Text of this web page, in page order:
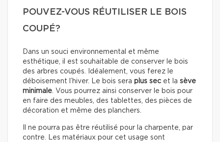
POUVEZ-VOUS RÉUTILISER LE BOIS
COUPÉ?
Dans un souci environnemental et même
esthétique, il est souhaitable de conserver le bois
des arbres coupés. Idéalement, vous ferez le
déboisement l’hiver. Le bois sera plus sec et la sève
minimale. Vous pourrez ainsi conserver le bois pour
en faire des meubles, des tablettes, des pièces de
décoration et même des planchers.
Il ne pourra pas être réutilisé pour la charpente, par
contre. Les matériaux pour cet usage sont